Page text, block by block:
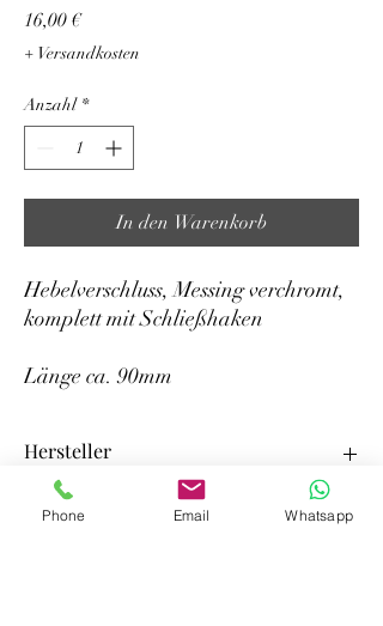
16,00 €Preis
+ Versandkosten
Anzahl *
In den Warenkorb
Hebelverschluss, Messing verchromt,
komplett mit Schließhaken
Länge ca. 90mm
Hersteller
Robert Lindemann KG
Phone Email Whatsapp